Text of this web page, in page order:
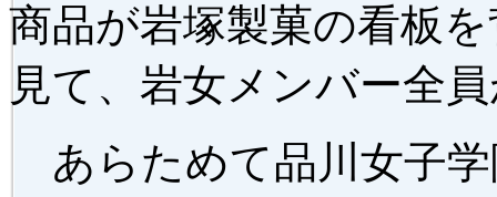
商品が岩塚製菓の看板
見て、岩女メンバー全
あらためて品川女子